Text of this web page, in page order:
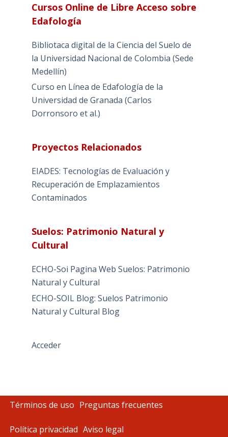
Cursos Online de Libre Acceso sobre
Edafología
Bibliotaca digital de la Ciencia del Suelo de
la Universidad Nacional de Colombia (Sede
Medellín)
Curso en Línea de Edafología de la
Universidad de Granada (Carlos
Dorronsoro et al.)
Proyectos Relacionados
EIADES: Tecnologías de Evaluación y
Recuperación de Emplazamientos
Contaminados
Suelos: Patrimonio Natural y
Cultural
ECHO-Soi Pagina Web Suelos: Patrimonio
Natural y Cultural
ECHO-SOIL Blog: Suelos Patrimonio
Natural y Cultural Blog
Acceder
Términos de uso Preguntas frecuentes
Política privacidad Aviso legal